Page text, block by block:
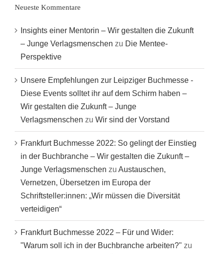
Neueste Kommentare
Insights einer Mentorin – Wir gestalten die Zukunft
– Junge Verlagsmenschen zu Die Mentee-
Perspektive
Unsere Empfehlungen zur Leipziger Buchmesse -
Diese Events solltet ihr auf dem Schirm haben –
Wir gestalten die Zukunft – Junge
Verlagsmenschen zu Wir sind der Vorstand
Frankfurt Buchmesse 2022: So gelingt der Einstieg
in der Buchbranche – Wir gestalten die Zukunft –
Junge Verlagsmenschen zu Austauschen,
Vernetzen, Übersetzen im Europa der
Schriftsteller:innen: „Wir müssen die Diversität
verteidigen“
Frankfurt Buchmesse 2022 – Für und Wider:
"Warum soll ich in der Buchbranche arbeiten?" zu